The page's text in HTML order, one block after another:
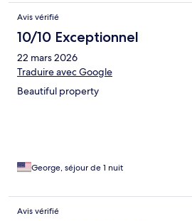
Avis vérifié
10/10 Exceptionnel
22 mars 2026
Traduire avec Google
Beautiful property
George, séjour de 1 nuit
Avis vérifié